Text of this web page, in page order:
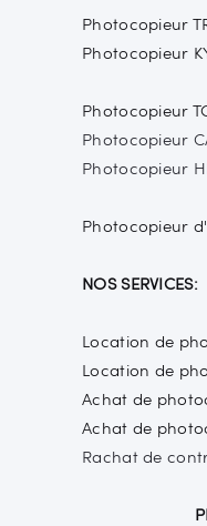
Photocopieur
Photocopieur
Photocopieur
Photocopieur
Photocopieur
Photocopieur
NOS SERVICES:
Location de
Location de
Achat de
Achat de
Rachat de